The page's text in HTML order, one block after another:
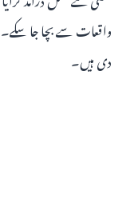
واقعات سے بچا جا
دی ہیں۔